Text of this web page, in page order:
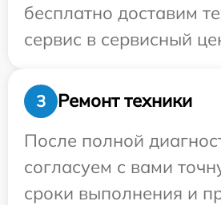
бесплатно доставим
сервис в сервисный
3
Ремонт техники
После полной
согласуем с вами
сроки выполнения и